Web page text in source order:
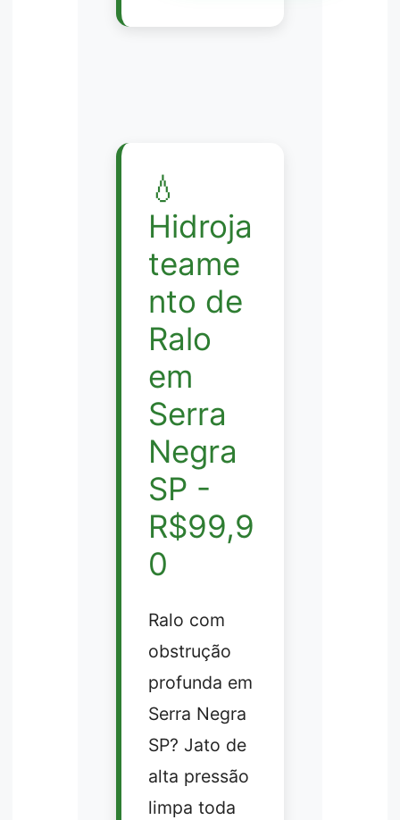
💧
Hidroja
teame
nto de
Ralo
em
Serra
Negra
SP -
R$99,9
0
Ralo com
obstrução
profunda em
Serra Negra
SP? Jato de
alta pressão
limpa toda